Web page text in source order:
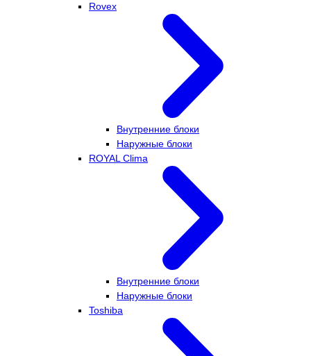
Rovex
Внутренние блоки
Наружные блоки
ROYAL Clima
Внутренние блоки
Наружные блоки
Toshiba